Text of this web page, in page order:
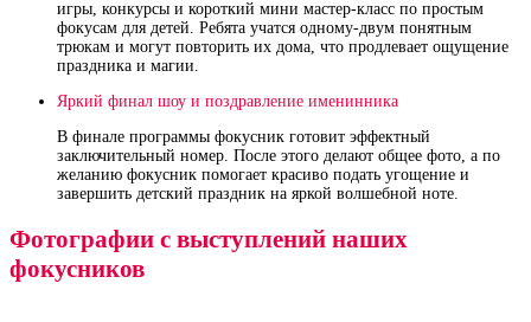
игры, конкурсы и короткий мини мастер‑класс по простым
фокусам для детей. Ребята учатся одному‑двум понятным
трюкам и могут повторить их дома, что продлевает ощущение
праздника и магии.
Яркий финал шоу и поздравление именинника
В финале программы фокусник готовит эффектный
заключительный номер. После этого делают общее фото, а по
желанию фокусник помогает красиво подать угощение и
завершить детский праздник на яркой волшебной ноте.
Фотографии с выступлений наших
фокусников